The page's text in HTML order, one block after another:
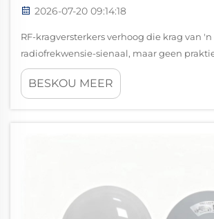
2026-07-20 09:14:18
RF-kragversterkers verhoog die krag van
radiofrekwensie-sienaal, maar geen
perfek lineêr nie. Wanneer 'n transistor
aangestuur word, veroorsaak sy nie-lineêre
BESKOU MEER